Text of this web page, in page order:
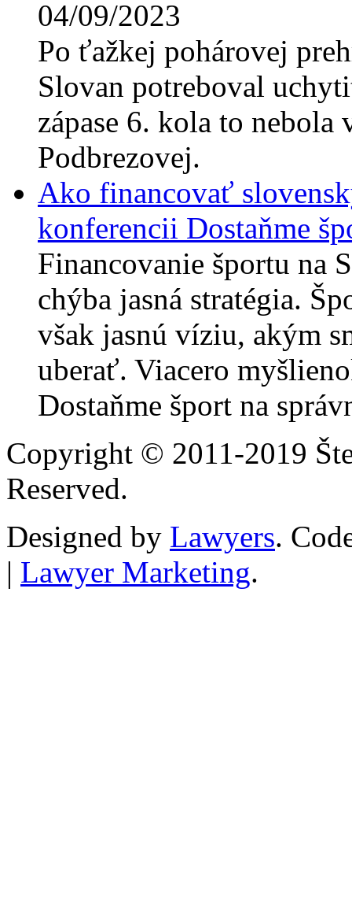
04/09/2023
Po ťažkej pohárovej
Slovan potreboval
zápase 6. kola to
Podbrezovej.
Ako financovať
konferencii Dostaňme
Financovanie športu na
chýba jasná stratégia.
však jasnú víziu, akým
uberať. Viacero
Dostaňme šport na
Copyright © 2011-2019
Reserved.
Designed by Lawyers.
| Lawyer Marketing.